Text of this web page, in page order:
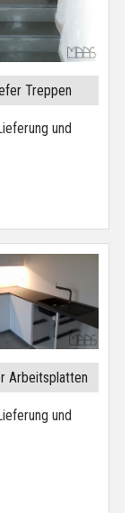
Treppen
und
Arbeitsplatten
und